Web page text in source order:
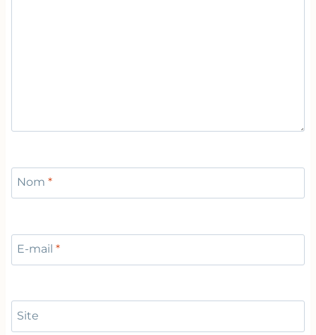
Nom *
E-mail *
Site